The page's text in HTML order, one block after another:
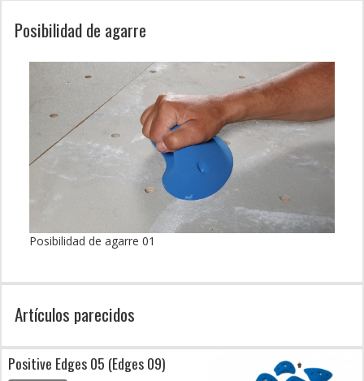
Posibilidad de agarre
Posibilidad de agarre 01
Artículos parecidos
Positive Edges 05 (Edges 09)